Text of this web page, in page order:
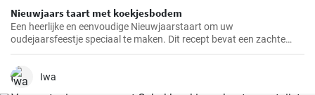
Nieuwjaars taart met koekjesbodem
Een heerlijke en eenvoudige Nieuwjaarstaart om uw
oudejaarsfeestje speciaal te maken. Dit recept bevat een zachte
koekjesbodem, gevuld met een luchtige room- en fruitvulling. Een
perfecte afsluiting voor uw oudejaarsmenu!
Iwa